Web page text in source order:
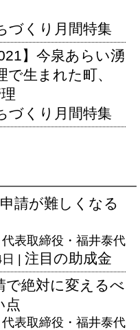
づくり月間特集
】今泉あらい湧
で生まれた町、
づくり月間特集
請が難しくなる
表取締役・福井泰代
| 注目の助成金
で絶対に変えるべ
点
表取締役・福井泰代